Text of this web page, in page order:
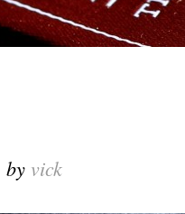
by vick